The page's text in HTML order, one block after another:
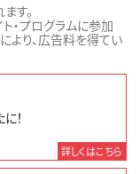
す。
・プログラムに参加
より、広告料を得てい
！
詳しくはこちら